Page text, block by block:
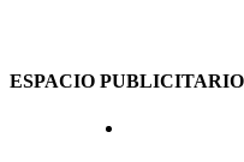
ESPACIO PUBLICITARIO